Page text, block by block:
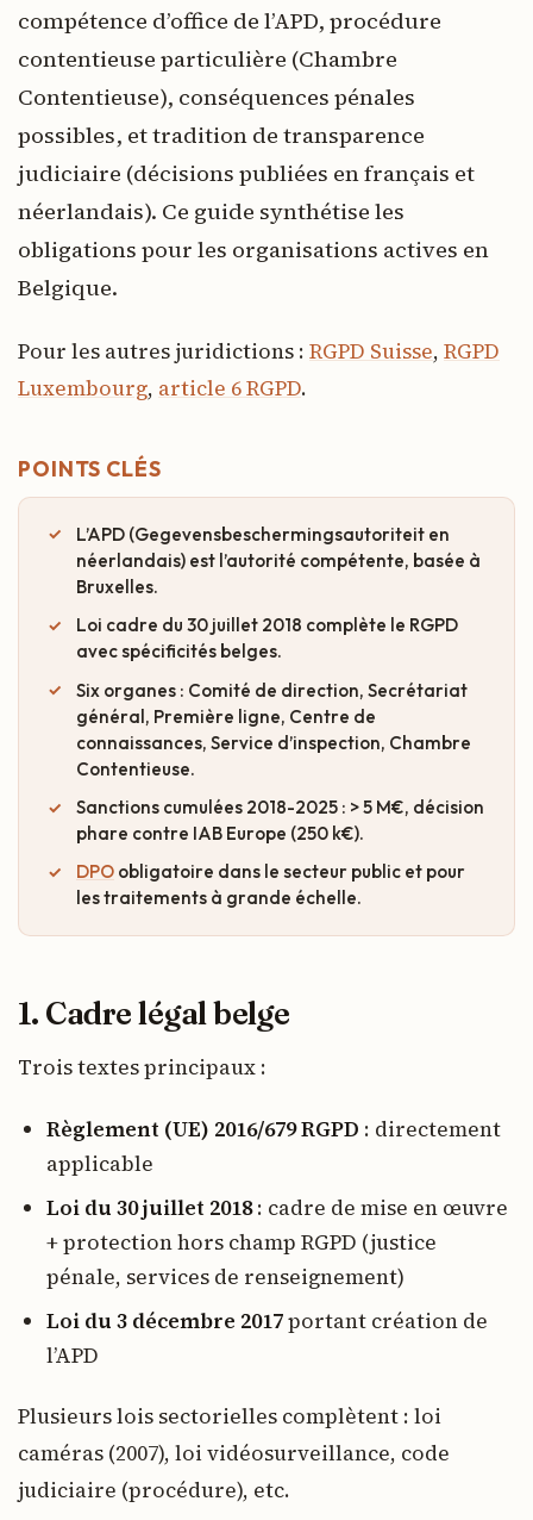
compétence d’office de l’APD, procédure
contentieuse particulière (Chambre
Contentieuse), conséquences pénales
possibles, et tradition de transparence
judiciaire (décisions publiées en français et
néerlandais). Ce guide synthétise les
obligations pour les organisations actives en
Belgique.
Pour les autres juridictions : RGPD Suisse, RGPD
Luxembourg, article 6 RGPD.
POINTS CLÉS
L’APD (Gegevensbeschermingsautoriteit en
néerlandais) est l’autorité compétente, basée à
Bruxelles.
Loi cadre du 30 juillet 2018 complète le RGPD
avec spécificités belges.
Six organes : Comité de direction, Secrétariat
général, Première ligne, Centre de
connaissances, Service d’inspection, Chambre
Contentieuse.
Sanctions cumulées 2018-2025 : > 5 M€, décision
phare contre IAB Europe (250 k€).
DPO obligatoire dans le secteur public et pour
les traitements à grande échelle.
1. Cadre légal belge
Trois textes principaux :
Règlement (UE) 2016/679 RGPD : directement
applicable
Loi du 30 juillet 2018: cadre de mise en œuvre
+ protection hors champ RGPD (justice
pénale, services de renseignement)
Loi du 3 décembre 2017portant création de
l’APD
Plusieurs lois sectorielles complètent : loi
caméras (2007), loi vidéosurveillance, code
judiciaire (procédure), etc.